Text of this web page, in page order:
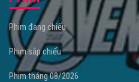
Phim đang chiếu
Phim sắp chiếu
Phim tháng 08/2026